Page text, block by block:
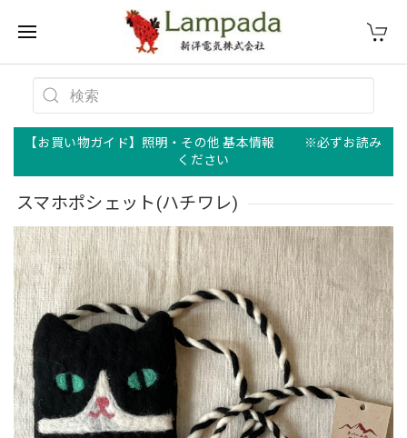
【お買い物ガイド】照明・その他 基本情報 ※必ずお読み
ください
スマホポシェット(ハチワレ)